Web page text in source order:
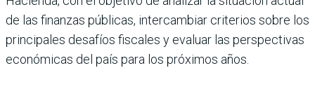
de las finanzas públicas, intercambiar criterios sobre los
principales desafíos fiscales y evaluar las perspectivas
económicas del país para los próximos años.